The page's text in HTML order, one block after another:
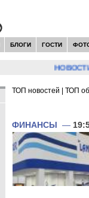
БЛОГИ ГОСТИ
НОВОСТИ:
ТОП новостей ТОП
ФИНАНСЫ —